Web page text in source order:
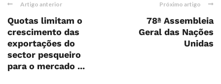
Artigo anterior
Quotas limitam o
crescimento das
exportações do
sector pesqueiro
para o mercado ...
Próximo artigo
78ª Assembleia
Geral das Nações
Unidas